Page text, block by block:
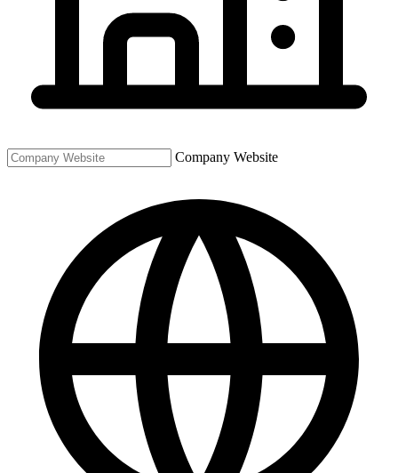
Company Website